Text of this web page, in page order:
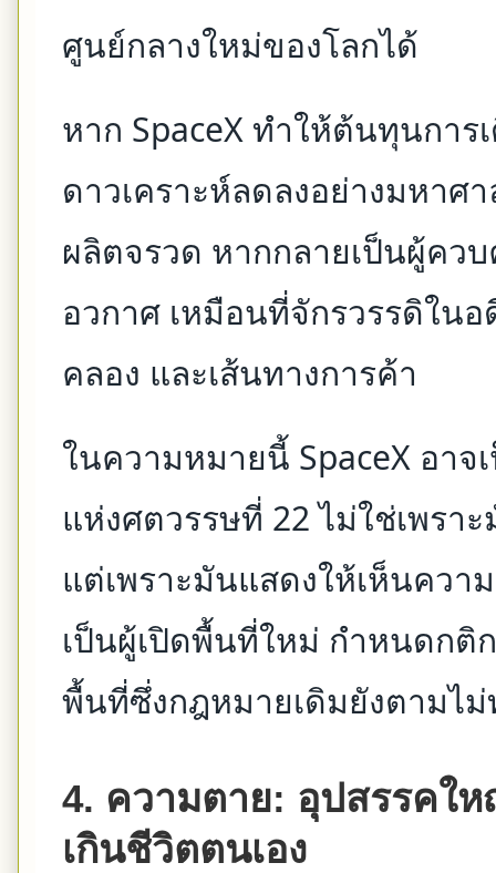
ศูนย์กลางใหม่ของโลกได้
หาก SpaceX ทำให้ต้นทุนการ
ดาวเคราะห์ลดลงอย่างมหาศ
ผลิตจรวด หากกลายเป็นผู้ควบ
อวกาศ เหมือนที่จักรวรรดิในอ
คลอง และเส้นทางการค้า
ในความหมายนี้ SpaceX อาจ
แห่งศตวรรษที่ 22 ไม่ใช่เพรา
แต่เพราะมันแสดงให้เห็นควา
เป็นผู้เปิดพื้นที่ใหม่ กำหนดกติ
พื้นที่ซึ่งกฎหมายเดิมยังตามไ
4. ความตาย: อุปสรรคใ
เกินชีวิตตนเอง